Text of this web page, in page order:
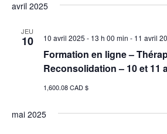
avril 2025
JEU
10
Formation en ligne –
Reconsolidation – 10 et 11
10 avril 2025 - 13 h 00 min - 11 avril
1,600.08 CAD $
mai 2025